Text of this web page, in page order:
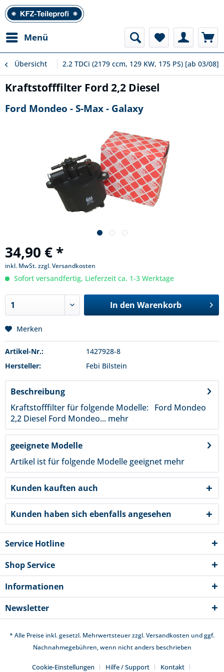
Menü
Übersicht 2.2 TDCi (2179 ccm, 129 KW, 175 PS) [ab 03/08]
Kraftstofffilter Ford 2,2 Diesel
Ford Mondeo - S-Max - Galaxy
34,90 € *
inkl. MwSt.zzgl. Versandkosten
Sofort versandfertig, Lieferzeit ca. 1-3 Werktage
In den Warenkorb
Merken
Artikel-Nr.:
1427928-8
Hersteller:
Febi Bilstein
Beschreibung
Kraftstofffilter für folgende Modelle: Ford Mondeo
2,2 Diesel Ford Mondeo... mehr
geeignete Modelle
Artikel ist für folgende Modelle geeignet mehr
Kunden kauften auch
Kunden haben sich ebenfalls angesehen
Service Hotline
Shop Service
Informationen
Newsletter
* Alle Preise inkl. gesetzl. Mehrwertsteuer zzgl.Versandkosten und ggf.
Nachnahmegebühren, wenn nicht anders beschrieben
Cookie-Einstellungen Hilfe / Support Kontakt